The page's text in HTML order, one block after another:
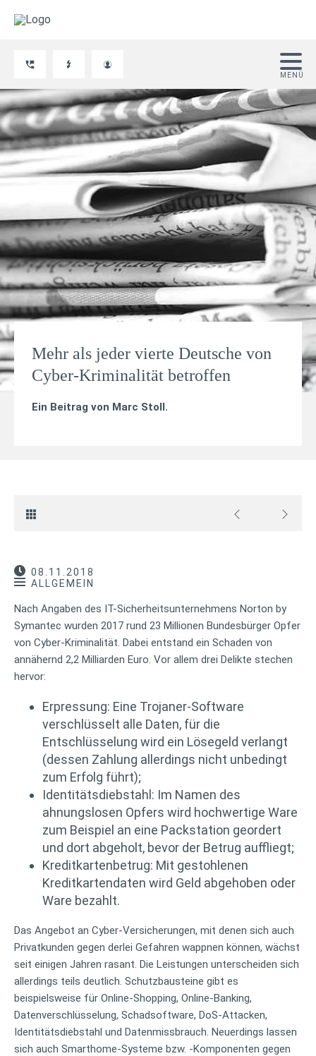
Mehr als jeder vierte Deutsche von
Cyber-Kriminalität betroffen
Ein Beitrag von Marc Stoll.
08.11.2018
ALLGEMEIN
Nach Angaben des IT-Sicherheitsunternehmens Norton by
Symantec wurden 2017 rund 23 Millionen Bundesbürger Opfer
von Cyber-Kriminalität. Dabei entstand ein Schaden von
annähernd 2,2 Milliarden Euro. Vor allem drei Delikte stechen
hervor:
Erpressung: Eine Trojaner-Software
verschlüsselt alle Daten, für die
Entschlüsselung wird ein Lösegeld verlangt
(dessen Zahlung allerdings nicht unbedingt
zum Erfolg führt);
Identitätsdiebstahl: Im Namen des
ahnungslosen Opfers wird hochwertige Ware
zum Beispiel an eine Packstation geordert
und dort abgeholt, bevor der Betrug auffliegt;
Kreditkartenbetrug: Mit gestohlenen
Kreditkartendaten wird Geld abgehoben oder
Ware bezahlt.
Das Angebot an Cyber-Versicherungen, mit denen sich auch
Privatkunden gegen derlei Gefahren wappnen können, wächst
seit einigen Jahren rasant. Die Leistungen unterscheiden sich
allerdings teils deutlich. Schutzbausteine gibt es
beispielsweise für Online-Shopping, Online-Banking,
Datenverschlüsselung, Schadsoftware, DoS-Attacken,
Identitätsdiebstahl und Datenmissbrauch. Neuerdings lassen
sich auch Smarthome-Systeme bzw. -Komponenten gegen